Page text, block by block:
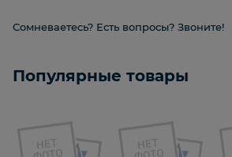
Сомневаетесь? Есть вопросы? Звоните!
Популярные товары